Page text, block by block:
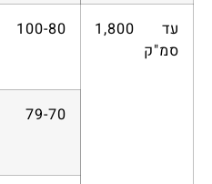
עד 1,800
סמ"ק
100-80
79-70